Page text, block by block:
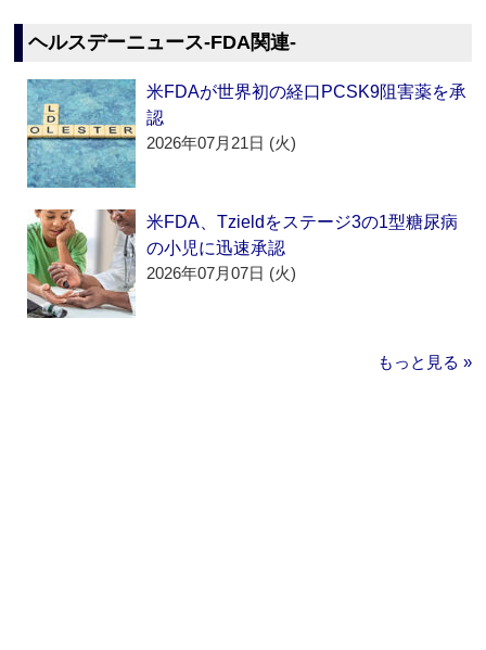
ヘルスデーニュース‐FDA関連‐
米FDAが世界初の経口PCSK9阻害薬を承
認
2026年07月21日 (火)
米FDA、Tzieldをステージ3の1型糖尿病
の小児に迅速承認
2026年07月07日 (火)
もっと見る »